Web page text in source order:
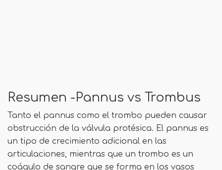
Resumen -Pannus vs Trombus
Tanto el pannus como el trombo pueden causar
obstrucción de la válvula protésica. El pannus es
un tipo de crecimiento adicional en las
articulaciones, mientras que un trombo es un
coágulo de sangre que se forma en los vasos